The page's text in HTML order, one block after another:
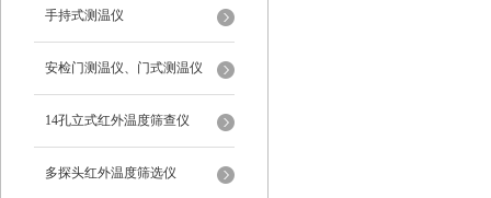
手持式测温仪
安检门测温仪、门式测温仪
14孔立式红外温度筛查仪
多探头红外温度筛选仪